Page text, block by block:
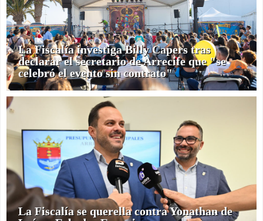
La Fiscalía investiga Billy Capers tras
declarar el secretario de Arrecife que "se
celebró el evento sin contrato"
La Fiscalía se querella contra Yonathan de